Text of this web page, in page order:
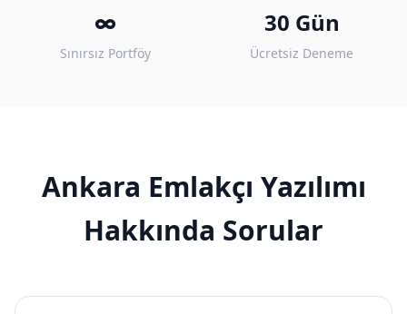
∞
Sınırsız Portföy
30 Gün
Ücretsiz Deneme
Ankara Emlakçı Yazılımı
Hakkında Sorular